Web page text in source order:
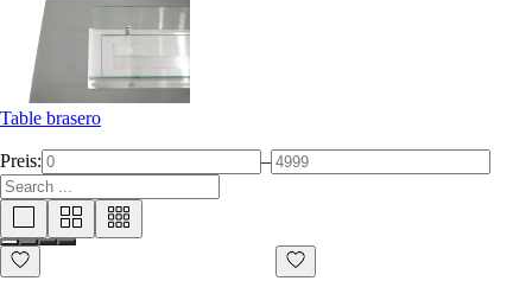
Table brasero
Preis: –